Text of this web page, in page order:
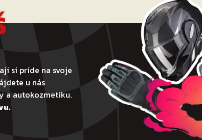
môžete
vybrať
na
stránke
produktu.
si príde na svoje
u nás
a autokozmetiku.